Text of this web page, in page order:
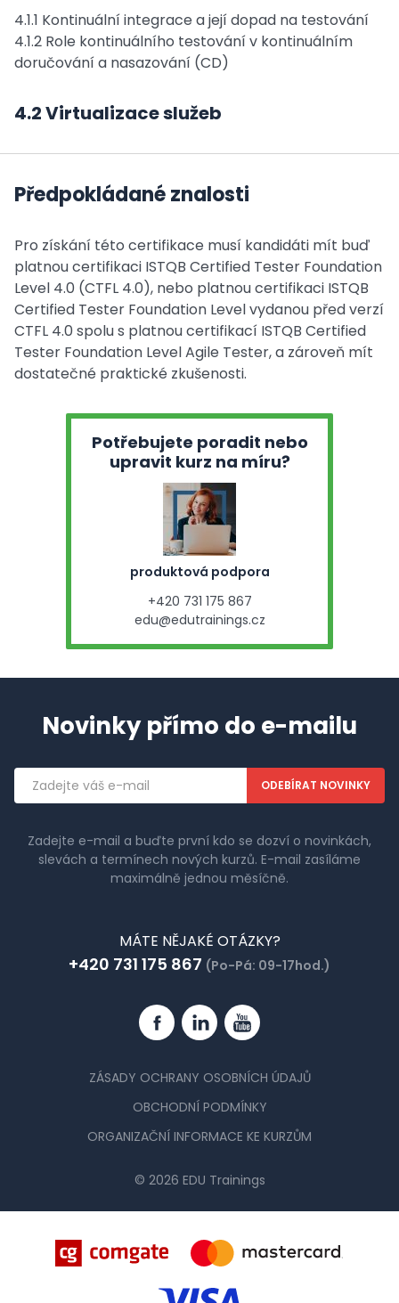
4.1.1 Kontinuální integrace a její dopad na testování
4.1.2 Role kontinuálního testování v kontinuálním
doručování a nasazování (CD)
4.2 Virtualizace služeb
Předpokládané znalosti
Pro získání této certifikace musí kandidáti mít buď
platnou certifikaci ISTQB Certified Tester Foundation
Level 4.0 (CTFL 4.0), nebo platnou certifikaci ISTQB
Certified Tester Foundation Level vydanou před verzí
CTFL 4.0 spolu s platnou certifikací ISTQB Certified
Tester Foundation Level Agile Tester, a zároveň mít
dostatečné praktické zkušenosti.
Potřebujete poradit nebo
upravit kurz na míru?
produktová podpora
+420 731 175 867
edu@edutrainings.cz
Novinky přímo do e-mailu
Emailová
adresa
Zadejte e-mail a buďte první kdo se dozví o novinkách,
slevách a termínech nových kurzů. E-mail zasíláme
maximálně jednou měsíčně.
MÁTE NĚJAKÉ OTÁZKY?
+420 731 175 867 (Po-Pá: 09-17hod.)
FacebookLinkedinYouTube
ZÁSADY OCHRANY OSOBNÍCH ÚDAJŮ
OBCHODNÍ PODMÍNKY
ORGANIZAČNÍ INFORMACE KE KURZŮM
© 2026 EDU Trainings